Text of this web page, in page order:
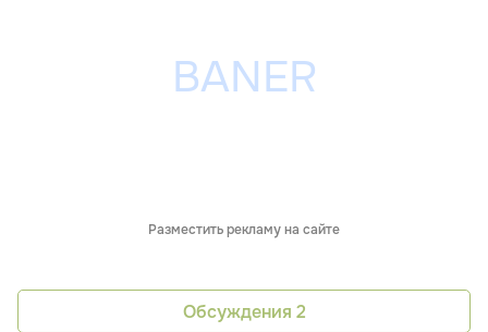
Разместить рекламу на сайте
Обсуждения 2